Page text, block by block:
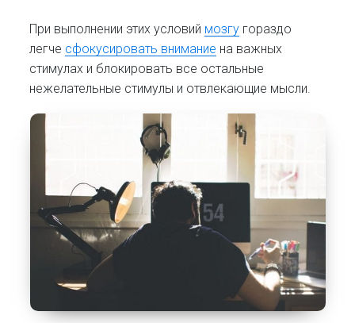
При выполнении этих условий мозгу гораздо
легче сфокусировать внимание на важных
стимулах и блокировать все остальные
нежелательные стимулы и отвлекающие мысли.